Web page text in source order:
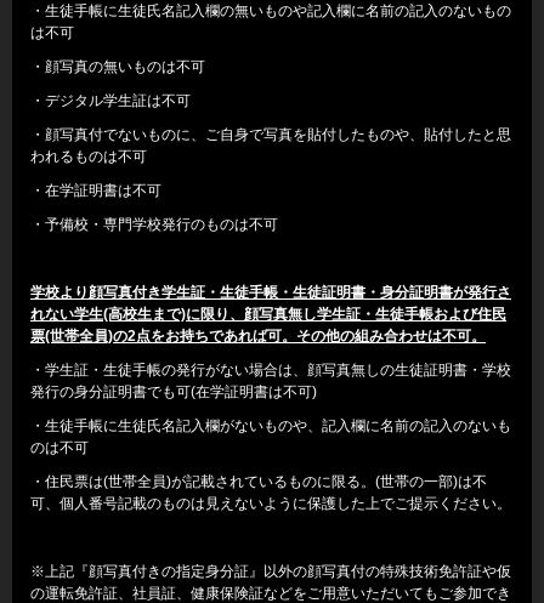
・生徒手帳に生徒氏名記入欄の無いものや記入欄に名前の記入のないもの
は不可
・顔写真の無いものは不可
・デジタル学生証は不可
・顔写真付でないものに、ご自身で写真を貼付したものや、貼付したと思
われるものは不可
・在学証明書は不可
・予備校・専門学校発行のものは不可
学校より顔写真付き学生証・生徒手帳・生徒証明書・身分証明書が発行さ
れない学生(高校生まで)に限り、顔写真無し学生証・生徒手帳および住民
票(世帯全員)の2点をお持ちであれば可。その他の組み合わせは不可。
・学生証・生徒手帳の発行がない場合は、顔写真無しの生徒証明書・学校
発行の身分証明書でも可(在学証明書は不可)
・生徒手帳に生徒氏名記入欄がないものや、記入欄に名前の記入のないも
のは不可
・住民票は(世帯全員)が記載されているものに限る。(世帯の一部)は不
可、個人番号記載のものは見えないように保護した上でご提示ください。
※上記『顔写真付きの指定身分証』以外の顔写真付の特殊技術免許証や仮
の運転免許証、社員証、健康保険証などをご用意いただいてもご参加でき